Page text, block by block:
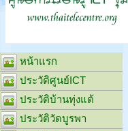
หน้าแรก
ประวัติศูนย์ICT
ประวัติบ้านทุ่งแต้
ประวัติวัดบูรพา